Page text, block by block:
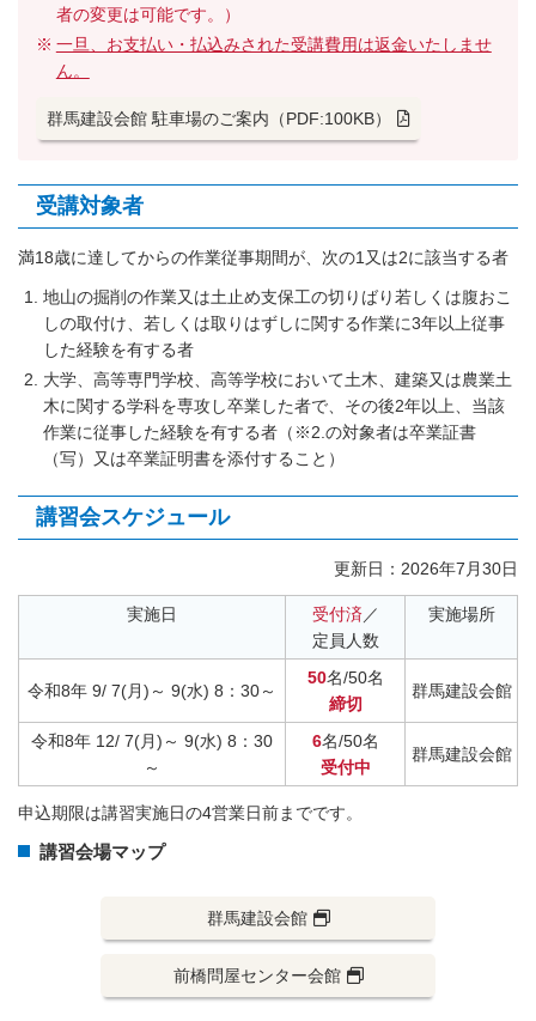
者の変更は可能です。）
一旦、お支払い・払込みされた受講費用は返金いたしませ
ん。
群馬建設会館 駐車場のご案内（PDF:100KB）
受講対象者
満18歳に達してからの作業従事期間が、次の1又は2に該当する者
地山の掘削の作業又は土止め支保工の切りばり若しくは腹おこ
しの取付け、若しくは取りはずしに関する作業に3年以上従事
した経験を有する者
大学、高等専門学校、高等学校において土木、建築又は農業土
木に関する学科を専攻し卒業した者で、その後2年以上、当該
作業に従事した経験を有する者（※2.の対象者は卒業証書
（写）又は卒業証明書を添付すること）
講習会スケジュール
更新日： 2026年7月30日
実施日 受付済／
定員人数
実施場所
令和8年 9/ 7(月)～ 9(水) 8：30～
50名/50名
締切
群馬建設会館
令和8年 12/ 7(月)～ 9(水) 8：30
～
6名/50名
受付中
群馬建設会館
申込期限は講習実施日の4営業日前までです。
講習会場マップ
群馬建設会館
前橋問屋センター会館